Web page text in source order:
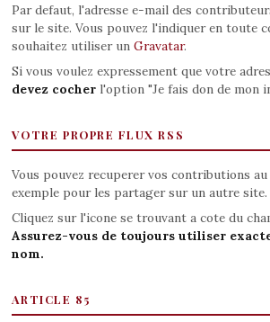
Par defaut, l'adresse e-mail des
sur le site. Vous pouvez l'indiquer en toute
souhaitez utiliser un Gravatar.
Si vous voulez expressement que votre
devez cocherl'option "Je fais don de mon
VOTRE PROPRE FLUX RSS
Vous pouvez recuperer vos contributions au
exemple pour les partager sur un autre site.
Cliquez sur l'icone se trouvant a cote du
Assurez-vous de toujours utiliser
nom.
ARTICLE 85